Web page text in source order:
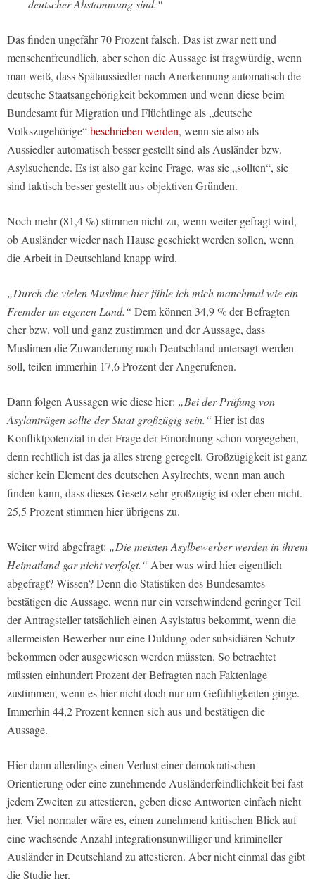
deutscher Abstammung sind.“
Das finden ungefähr 70 Prozent falsch. Das ist zwar nett und
menschenfreundlich, aber schon die Aussage ist fragwürdig, wenn
man weiß, dass Spätaussiedler nach Anerkennung automatisch die
deutsche Staatsangehörigkeit bekommen und wenn diese beim
Bundesamt für Migration und Flüchtlinge als „deutsche
Volkszugehörige“beschrieben werden, wenn sie also als
Aussiedler automatisch besser gestellt sind als Ausländer bzw.
Asylsuchende. Es ist also gar keine Frage, was sie „sollten“, sie
sind faktisch besser gestellt aus objektiven Gründen.
Noch mehr (81,4 %) stimmen nicht zu, wenn weiter gefragt wird,
ob Ausländer wieder nach Hause geschickt werden sollen, wenn
die Arbeit in Deutschland knapp wird.
„Durch die vielen Muslime hier fühle ich mich manchmal wie ein
Fremder im eigenen Land.“ Dem können 34,9 % der Befragten
eher bzw. voll und ganz zustimmen und der Aussage, dass
Muslimen die Zuwanderung nach Deutschland untersagt werden
soll, teilen immerhin 17,6 Prozent der Angerufenen.
Dann folgen Aussagen wie diese hier: „Bei der Prüfung von
Asylanträgen sollte der Staat großzügig sein.“ Hier ist das
Konfliktpotenzial in der Frage der Einordnung schon vorgegeben,
denn rechtlich ist das ja alles streng geregelt. Großzügigkeit ist ganz
sicher kein Element des deutschen Asylrechts, wenn man auch
finden kann, dass dieses Gesetz sehr großzügig ist oder eben nicht.
25,5 Prozent stimmen hier übrigens zu.
Weiter wird abgefragt: „Die meisten Asylbewerber werden in ihrem
Heimatland gar nicht verfolgt.“ Aber was wird hier eigentlich
abgefragt? Wissen? Denn die Statistiken des Bundesamtes
bestätigen die Aussage, wenn nur ein verschwindend geringer Teil
der Antragsteller tatsächlich einen Asylstatus bekommt, wenn die
allermeisten Bewerber nur eine Duldung oder subsidiären Schutz
bekommen oder ausgewiesen werden müssten. So betrachtet
müssten einhundert Prozent der Befragten nach Faktenlage
zustimmen, wenn es hier nicht doch nur um Gefühligkeiten ginge.
Immerhin 44,2 Prozent kennen sich aus und bestätigen die
Aussage.
Hier dann allerdings einen Verlust einer demokratischen
Orientierung oder eine zunehmende Ausländerfeindlichkeit bei fast
jedem Zweiten zu attestieren, geben diese Antworten einfach nicht
her. Viel normaler wäre es, einen zunehmend kritischen Blick auf
eine wachsende Anzahl integrationsunwilliger und krimineller
Ausländer in Deutschland zu attestieren. Aber nicht einmal das gibt
die Studie her.